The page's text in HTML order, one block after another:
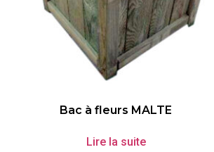
Bac à fleurs MALTE
Lire la suite